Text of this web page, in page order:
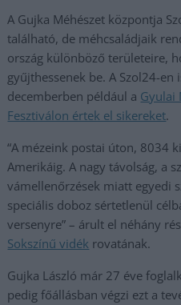
A Gujka Méhészet központja
található, de méhcsaládjaik
ország különböző területeire,
gyűjthessenek be. A Szol24-
decemberben például a Gyulai
Fesztiválon értek el sikereket.
“A mézeink postai úton, 8034
Amerikáig. A nagy távolság, a
vámellenőrzések miatt egyedi
speciális doboz sértetlenül
versenyre” – árult el néhány
Sokszínű vidék rovatának.
Gujka László már 27 éve
pedig főállásban végzi ezt a